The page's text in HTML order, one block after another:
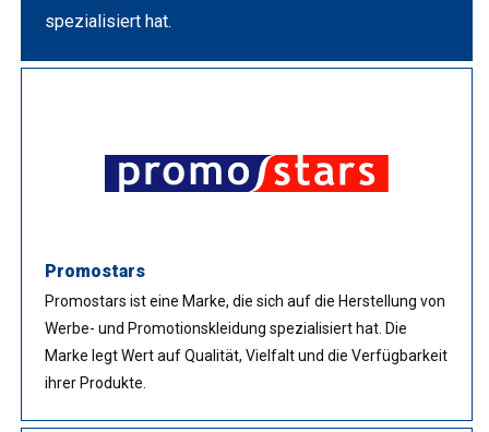
spezialisiert hat.
Promostars
Promostars ist eine Marke, die sich auf die Herstellung von
Werbe- und Promotionskleidung spezialisiert hat. Die
Marke legt Wert auf Qualität, Vielfalt und die Verfügbarkeit
ihrer Produkte.